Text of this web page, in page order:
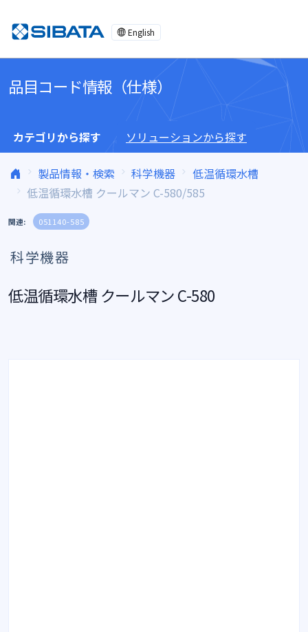
English
品目コード情報（仕様）
カテゴリから探す ソリューションから探す
製品情報・検索 科学機器
低温循環水槽
低温循環水槽 クールマン C-580/585
関連: 051140-585
科学機器
低温循環水槽 クールマン C-580